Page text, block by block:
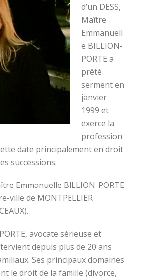
d’un DESS,
Maître
Emmanuell
e BILLION-
PORTE a
prêté
serment en
janvier
1999 et
exerce la
profession
date principalement en droit
successions.
Emmanuelle BILLION-PORTE
ville de MONTPELLIER
avocate sérieuse et
depuis plus de 20 ans
Ses principaux domaines
le droit de la famille (divorce,